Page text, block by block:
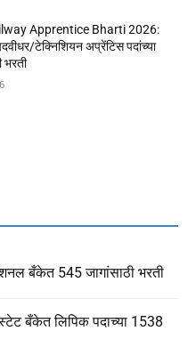
Apprentice Bharti 2026:
टेक्निशियन अप्रेंटिस पदांच्या
भरती
बँकेत 545 जागांसाठी भरती
बँकेत लिपिक पदाच्या 1538